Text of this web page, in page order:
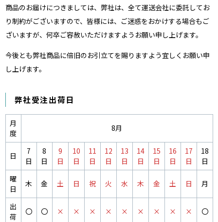
商品のお届けにつきましては、弊社は、全て運送会社に委託してお
り制約がございますので、皆様には、ご迷惑をおかけする場合もご
ざいますが、何卒ご容赦いただけますようお願い申し上げます。
今後とも弊社商品に倍旧のお引立てを賜りますよう宜しくお願い申
し上げます。
弊社受注出荷日
月
度
8月
日
7
日
8
日
9
日
10
日
11
日
12
日
13
日
14
日
15
日
16
日
17
日
18
日
曜
日
木 金 土 日 祝 火 水 木 金 土 日 月
出
荷
〇 〇 × × × × × × × × × 〇